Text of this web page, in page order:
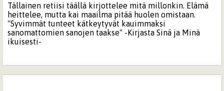
Tällainen retiisi täällä kirjottelee mitä millonkin. Elämä
heittelee, mutta kai maailma pitää huolen omistaan.
"Syvimmät tunteet kätkeytyvät kauimmaksi
sanomattomien sanojen taakse" -Kirjasta Sinä ja Minä
ikuisesti-